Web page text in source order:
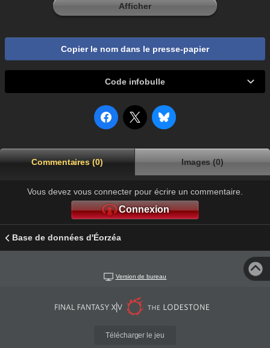
Afficher
Copier le nom dans le presse-papier
Code infobulle
Commentaires (0) Images (0)
Vous devez vous connecter pour écrire un commentaire.
Connexion
Base de données d'Éorzéa
Version de bureau
Télécharger le jeu